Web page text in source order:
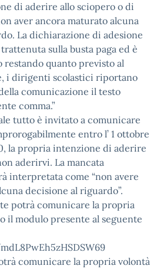
di aderire allo sciopero o di
aver ancora maturato alcuna
La dichiarazione di adesione
sulla busta paga ed è
restando quanto previsto al
i dirigenti scolastici riportano
comunicazione il testo
comma.”
tutto è invitato a comunicare
entro l’ 1 ottobre
la propria intenzione di aderire
aderirvi. La mancata
interpretata come “non avere
decisione al riguardo”.
potrà comunicare la propria
il modulo presente al seguente
comunicare la propria volontà